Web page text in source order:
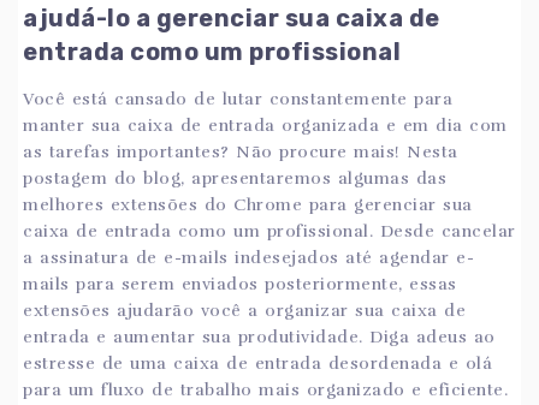
ajudá-lo a gerenciar sua caixa de
entrada como um profissional
Você está cansado de lutar constantemente para
manter sua caixa de entrada organizada e em dia com
as tarefas importantes? Não procure mais! Nesta
postagem do blog, apresentaremos algumas das
melhores extensões do Chrome para gerenciar sua
caixa de entrada como um profissional. Desde cancelar
a assinatura de e-mails indesejados até agendar e-
mails para serem enviados posteriormente, essas
extensões ajudarão você a organizar sua caixa de
entrada e aumentar sua produtividade. Diga adeus ao
estresse de uma caixa de entrada desordenada e olá
para um fluxo de trabalho mais organizado e eficiente.